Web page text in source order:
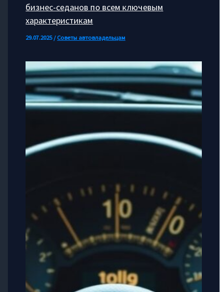
бизнес-седанов по всем ключевым
характеристикам
29.07.2025/Советы автовладельцам